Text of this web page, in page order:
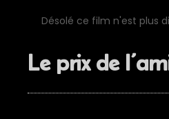
Désolé ce film n'est plus
Le prix de